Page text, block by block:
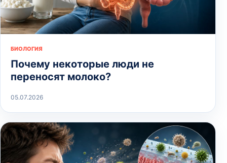
БИОЛОГИЯ
Почему некоторые люди не
переносят молоко?
05.07.2026